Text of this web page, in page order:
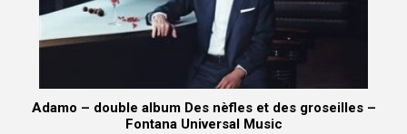
Adamo – double album Des nèfles et des groseilles –
Fontana Universal Music